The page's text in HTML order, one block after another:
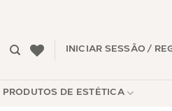
INICIAR SESSÃO /
PRODUTOS DE ESTÉTICA